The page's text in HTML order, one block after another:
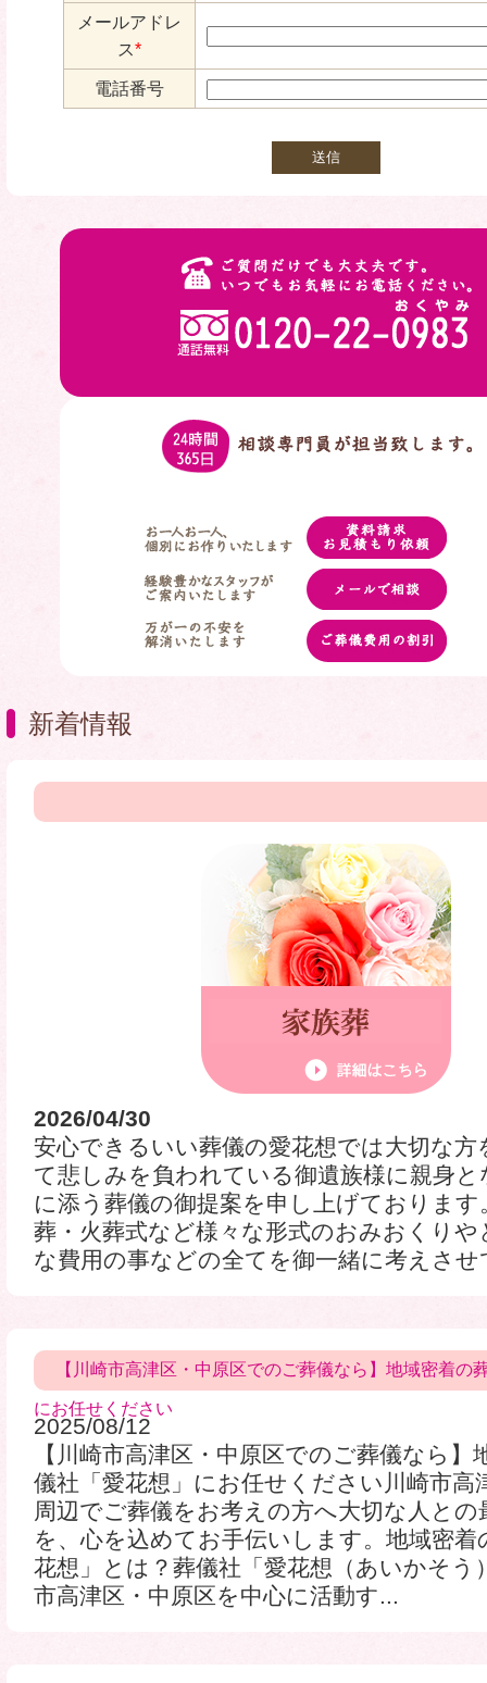
メールアドレ
ス*
電話番号
新着情報
2026/04/30
安心できるいい葬儀の愛花想では大切な方
て悲しみを負われている御遺族様に親身と
に添う葬儀の御提案を申し上げております
葬・火葬式など様々な形式のおみおくりや
な費用の事などの全てを御一緒に考えさ
【川崎市高津区・中原区でのご葬儀なら】地域密着の
にお任せください
2025/08/12
【川崎市高津区・中原区でのご葬儀なら】
儀社「愛花想」にお任せください川崎市高
周辺でご葬儀をお考えの方へ大切な人との
を、心を込めてお手伝いします。地域密着
花想」とは？葬儀社「愛花想（あいかそう
市高津区・中原区を中心に活動す...